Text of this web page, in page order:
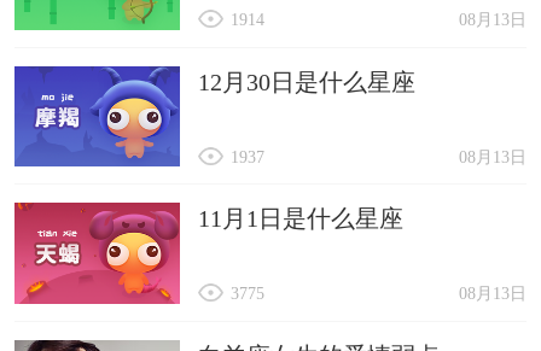
08月13日
1914
12月30日是什么星座
08月13日
1937
11月1日是什么星座
08月13日
3775